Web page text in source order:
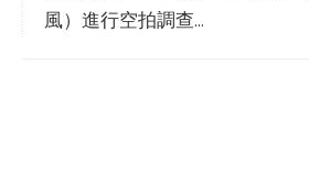
風）進行空拍調查...